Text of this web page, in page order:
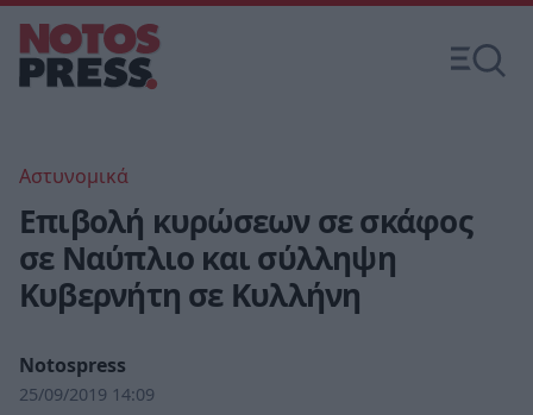
Αστυνομικά
Επιβολή κυρώσεων σε σκάφος
σε Ναύπλιο και σύλληψη
Κυβερνήτη σε Κυλλήνη
Notospress
25/09/2019 14:09